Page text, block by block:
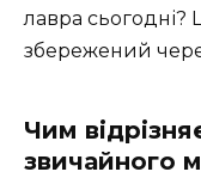
лавра сьогодні?
збережений
Чим
звичайного